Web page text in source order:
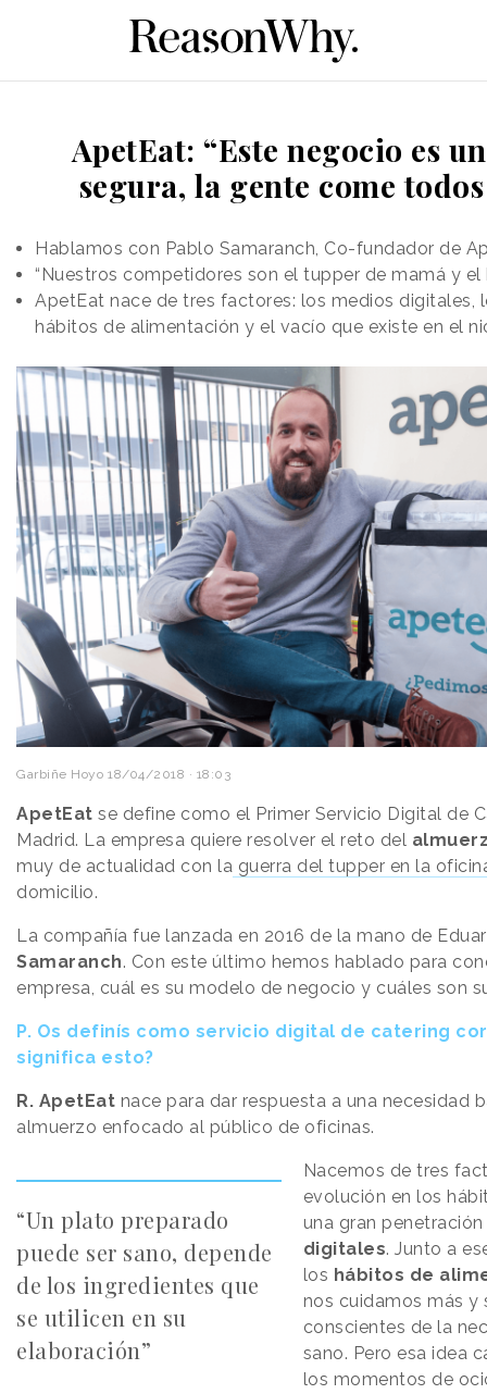
ApetEat: “Este negocio es
segura, la gente come
Hablamos con Pablo Samaranch, Co-fundador de
“Nuestros competidores son el tupper de mamá y el
ApetEat nace de tres factores: los medios digitales,
hábitos de alimentación y el vacío que existe en el
Garbiñe Hoyo 18/04/2018 · 18:03
ApetEat se define como el Primer Servicio Digital de
Madrid. La empresa quiere resolver el reto del
muy de actualidad con la guerra del tupper en la
domicilio.
La compañía fue lanzada en 2016 de la mano de
Samaranch. Con este último hemos hablado para
empresa, cuál es su modelo de negocio y cuáles son
P. Os definís como servicio digital de catering
significa esto?
R. ApetEat nace para dar respuesta a una necesidad
almuerzo enfocado al público de oficinas.
“Un plato preparado
puede ser sano, depende
de los ingredientes que
se utilicen en su
elaboración”
Nacemos de tres
evolución en los
una gran
digitales. Junto a
los hábitos de
nos cuidamos más y
conscientes de la
sano. Pero esa idea
los momentos de